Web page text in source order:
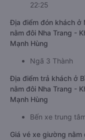
22:25
Địa điểm đón khách ở
nằm đôi Nha Trang -
Mạnh Hùng
Ngã 3 Thành
Địa điểm trả khách ở
nằm đôi Nha Trang -
Mạnh Hùng
Bến xe trung
Giá vé xe giường nằm